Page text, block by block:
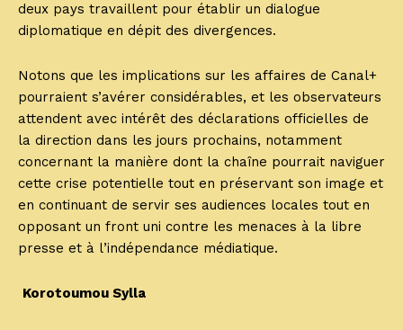
deux pays travaillent pour établir un dialogue
diplomatique en dépit des divergences.
Notons que les implications sur les affaires de Canal+
pourraient s’avérer considérables, et les observateurs
attendent avec intérêt des déclarations officielles de
la direction dans les jours prochains, notamment
concernant la manière dont la chaîne pourrait naviguer
cette crise potentielle tout en préservant son image et
en continuant de servir ses audiences locales tout en
opposant un front uni contre les menaces à la libre
presse et à l’indépendance médiatique.
Korotoumou Sylla